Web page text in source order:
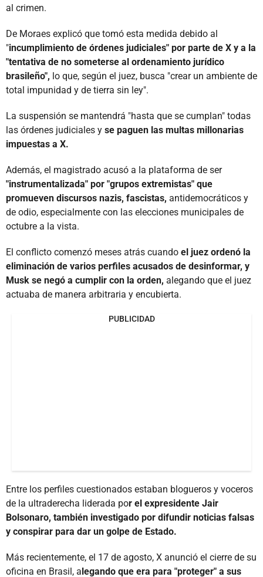
al crimen.
De Moraes explicó que tomó esta medida debido al
"incumplimiento de órdenes judiciales" por parte de X y a la
"tentativa de no someterse al ordenamiento jurídico
brasileño", lo que, según el juez, busca "crear un ambiente de
total impunidad y de tierra sin ley".
La suspensión se mantendrá "hasta que se cumplan" todas
las órdenes judiciales y se paguen las multas millonarias
impuestas a X.
Además, el magistrado acusó a la plataforma de ser
"instrumentalizada" por "grupos extremistas" que
promueven discursos nazis, fascistas, antidemocráticos y
de odio, especialmente con las elecciones municipales de
octubre a la vista.
El conflicto comenzó meses atrás cuando el juez ordenó la
eliminación de varios perfiles acusados de desinformar, y
Musk se negó a cumplir con la orden, alegando que el juez
actuaba de manera arbitraria y encubierta.
PUBLICIDAD
Entre los perfiles cuestionados estaban blogueros y voceros
de la ultraderecha liderada por el expresidente Jair
Bolsonaro, también investigado por difundir noticias falsas
y conspirar para dar un golpe de Estado.
Más recientemente, el 17 de agosto, X anunció el cierre de su
oficina en Brasil, alegando que era para "proteger" a sus